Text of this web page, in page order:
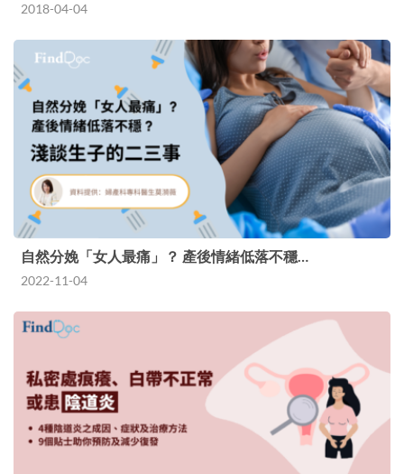
2018-04-04
自然分娩「女人最痛」？ 產後情緒低落不穩…
2022-11-04